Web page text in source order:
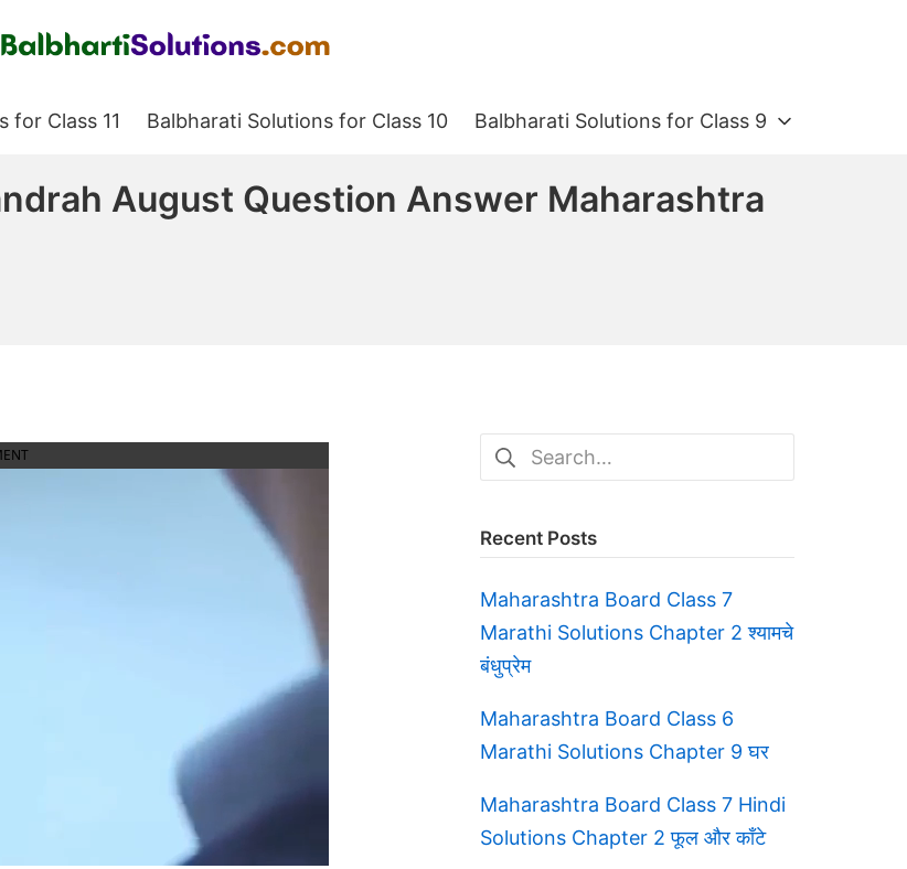
for Class 11 Balbharati Solutions for Class 10 Balbharati Solutions for Class 9
August Question Answer Maharashtra
Search
for:
Recent Posts
Maharashtra Board Class 7
Marathi Solutions Chapter 2 श्यामचे
बंधुप्रेम
Maharashtra Board Class 6
Marathi Solutions Chapter 9 घर
Maharashtra Board Class 7 Hindi
Solutions Chapter 2 फूल और काँटे